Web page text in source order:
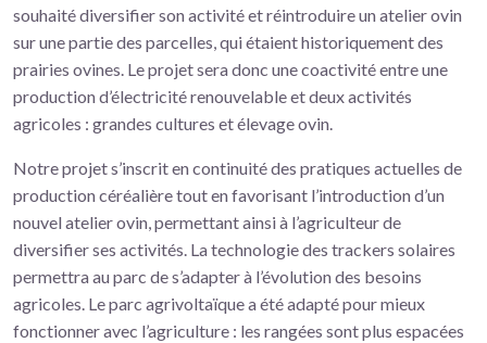
souhaité diversifier son activité et réintroduire un atelier ovin
sur une partie des parcelles, qui étaient historiquement des
prairies ovines. Le projet sera donc une coactivité entre une
production d’électricité renouvelable et deux activités
agricoles : grandes cultures et élevage ovin.
Notre projet s’inscrit en continuité des pratiques actuelles de
production céréalière tout en favorisant l’introduction d’un
nouvel atelier ovin, permettant ainsi à l’agriculteur de
diversifier ses activités. La technologie des trackers solaires
permettra au parc de s’adapter à l’évolution des besoins
agricoles. Le parc agrivoltaïque a été adapté pour mieux
fonctionner avec l’agriculture : les rangées sont plus espacées